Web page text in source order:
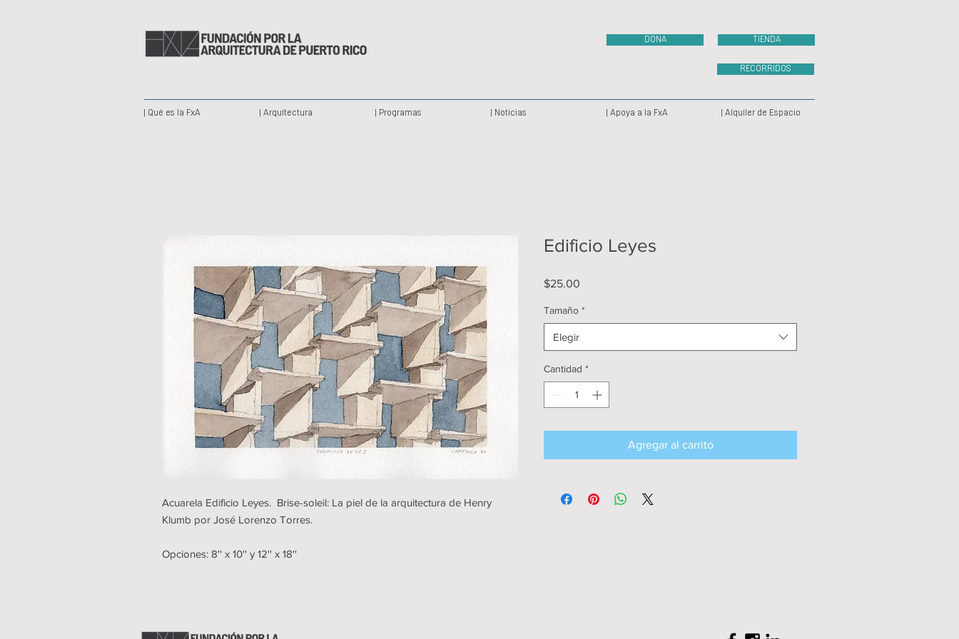
DONA TIENDA
RECORRIDOS
| Qué es la FxA | Arquitectura | Programas | Noticias | Apoya a la FxA | Alquiler de Espacio
Acuarela Edificio Leyes. Brise-soleil: La piel de la arquitectura de Henry
Klumb por José Lorenzo Torres.
Opciones: 8'' x 10'' y 12'' x 18''
Edificio Leyes
$25.00
Tamaño *
Elegir
Cantidad *
Agregar al carrito